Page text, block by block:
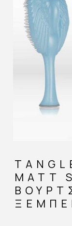
MATT